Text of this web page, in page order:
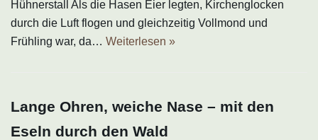
Hühnerstall Als die Hasen Eier legten, Kirchenglocken
durch die Luft flogen und gleichzeitig Vollmond und
Frühling war, da… Weiterlesen »
Lange Ohren, weiche Nase – mit den
Eseln durch den Wald